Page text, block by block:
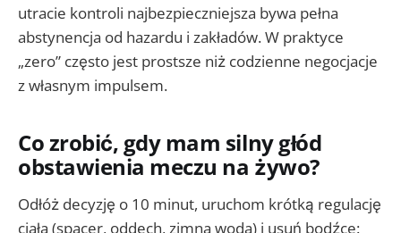
utracie kontroli najbezpieczniejsza bywa pełna
abstynencja od hazardu i zakładów. W praktyce
„zero” często jest prostsze niż codzienne negocjacje
z własnym impulsem.
Co zrobić, gdy mam silny głód
obstawienia meczu na żywo?
Odłóż decyzję o 10 minut, uruchom krótką regulację
ciała (spacer, oddech, zimna woda) i usuń bodźce: